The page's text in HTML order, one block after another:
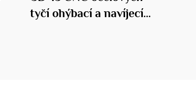
tyčí ohýbací a navíjecí